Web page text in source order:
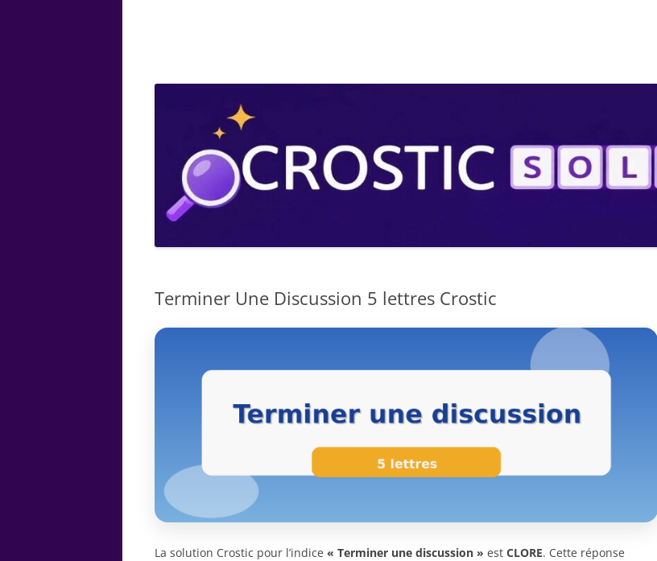
Terminer Une Discussion 5 lettres Crostic
La solution Crostic pour l’indice « Terminer une discussion » est CLORE. Cette réponse